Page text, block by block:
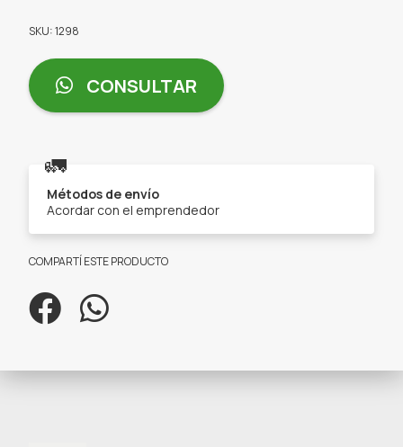
SKU: 1298
CONSULTAR
🚛
Métodos de envío
Acordar con el emprendedor
COMPARTÍ ESTE PRODUCTO